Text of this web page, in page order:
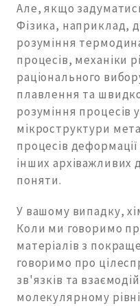
Але, якщо
Фізика, наприклад,
розуміння
процесів, механіки
раціонального
плавлення та
розуміння процесів
мікроструктури
процесів
інших архіважливих
поняти.
У вашому випадку,
Коли ми говоримо
матеріалів з
говоримо про
зв'язків та
молекулярному